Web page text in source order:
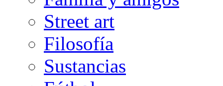
Street art
Filosofía
Sustancias